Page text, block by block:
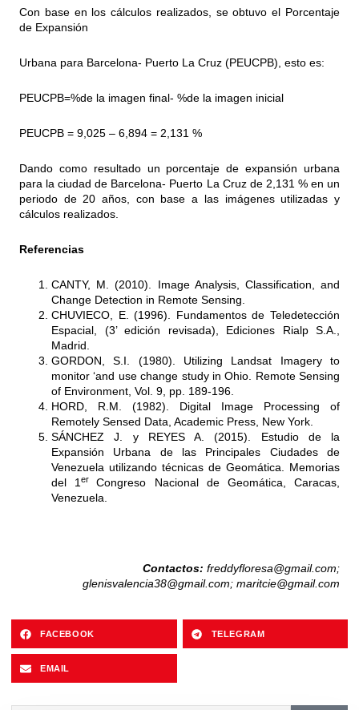
Con base en los cálculos realizados, se obtuvo el Porcentaje
de Expansión
Urbana para Barcelona- Puerto La Cruz (PEUCPB), esto es:
PEUCPB=%de la imagen final- %de la imagen inicial
PEUCPB = 9,025 – 6,894 = 2,131 %
Dando como resultado un porcentaje de expansión urbana
para la ciudad de Barcelona- Puerto La Cruz de 2,131 % en un
periodo de 20 años, con base a las imágenes utilizadas y
cálculos realizados.
Referencias
CANTY, M. (2010). Image Analysis, Classification, and
Change Detection in Remote Sensing.
CHUVIECO, E. (1996). Fundamentos de Teledetección
Espacial, (3’ edición revisada), Ediciones Rialp S.A.,
Madrid.
GORDON, S.I. (1980). Utilizing Landsat Imagery to
monitor ‘and use change study in Ohio. Remote Sensing
of Environment, Vol. 9, pp. 189-196.
HORD, R.M. (1982). Digital Image Processing of
Remotely Sensed Data, Academic Press, New York.
SÁNCHEZ J. y REYES A. (2015). Estudio de la
Expansión Urbana de las Principales Ciudades de
Venezuela utilizando técnicas de Geomática. Memorias
del 1erCongreso Nacional de Geomática, Caracas,
Venezuela.
Contactos: freddyfloresa@gmail.com;
glenisvalencia38@gmail.com; maritcie@gmail.com
FACEBOOK TELEGRAM
EMAIL